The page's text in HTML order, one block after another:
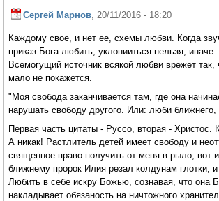
Сергей Марнов, 20/11/2016 - 18:20
Каждому свое, и нет ее, схемы любви. Когда
приказ Бога любить, уклонииться нельзя, иначе
Всемогущий источник всякой любви врежет так,
мало не покажется.
"Моя свобода заканчивается там, где она
нарушать свободу другого. Или: люби ближнего,
Первая часть цитаты - Руссо, вторая - Христос.
А никак! Растлитель детей имеет свободу и
священное право получить от меня в рыло, вот
ближнему пророк Илия резал колдунам глотки,
Любить в себе искру Божью, сознавая, что она
накладывает обязаность на ничтожного